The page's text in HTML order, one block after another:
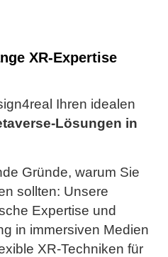
XR-Expertise
Ihren idealen
Lösungen in
Gründe, warum Sie
sollten: Unsere
Expertise und
in immersiven Medien
XR-Techniken für